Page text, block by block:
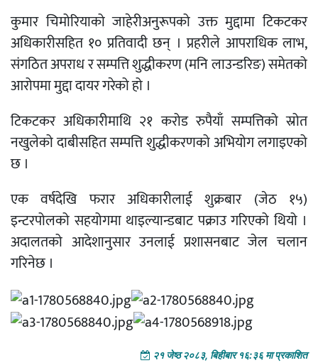
कुमार चिमोरियाको जाहेरीअनुरूपको उक्त मुद्दामा टिकटकर
अधिकारीसहित १० प्रतिवादी छन् । प्रहरीले आपराधिक लाभ,
संगठित अपराध र सम्पत्ति शुद्धीकरण (मनि लाउन्डरिङ) समेतको
आरोपमा मुद्दा दायर गरेको हो ।
टिकटकर अधिकारीमाथि २१ करोड रुपैयाँ सम्पत्तिको स्रोत
नखुलेको दाबीसहित सम्पत्ति शुद्धीकरणको अभियोग लगाइएको
छ ।
एक वर्षदेखि फरार अधिकारीलाई शुक्रबार (जेठ १५)
इन्टरपोलको सहयोगमा थाइल्यान्डबाट पक्राउ गरिएको थियो ।
अदालतको आदेशानुसार उनलाई प्रशासनबाट जेल चलान
गरिनेछ ।
२१ जेष्ठ २०८३, बिहीबार १६:३६ मा प्रकाशित